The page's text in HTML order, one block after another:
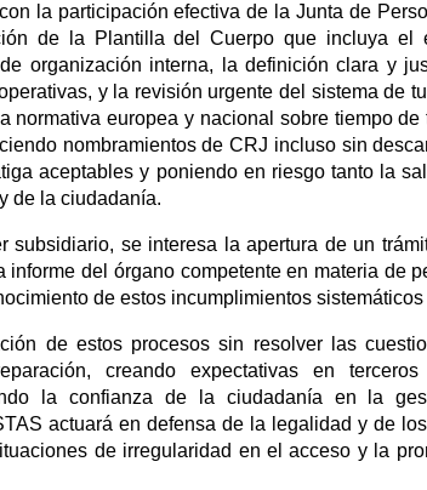
la participación efectiva de la Junta de
de la Plantilla del Cuerpo que incluya el
organización interna, la definición clara y
y la revisión urgente del sistema de
normativa europea y nacional sobre tiempo
nombramientos de CRJ incluso sin
aceptables y poniendo en riesgo tanto la
de la ciudadanía.
subsidiario, se interesa la apertura de un
informe del órgano competente en materia de
de estos incumplimientos sistemáticos
de estos procesos sin resolver las
creando expectativas en
la confianza de la ciudadanía en la
actuará en defensa de la legalidad y de
de irregularidad en el acceso y la